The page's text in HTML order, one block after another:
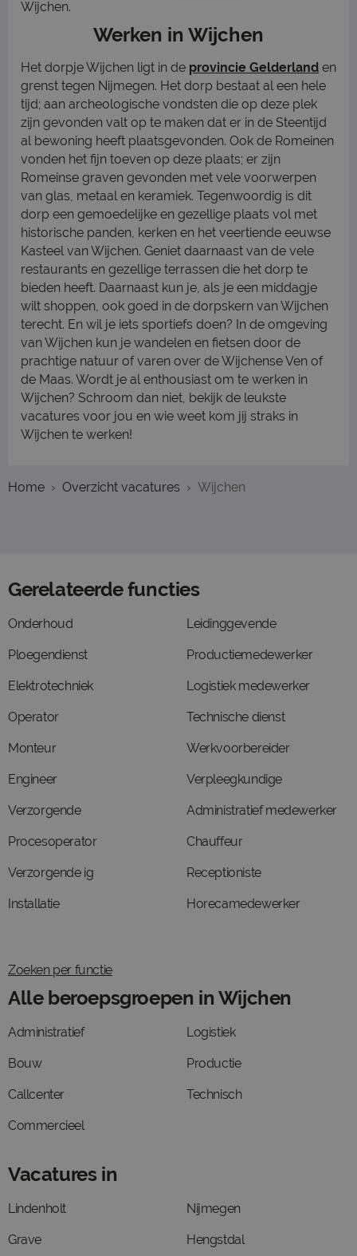
Wijchen.
Werken in Wijchen
Het dorpje Wijchen ligt in de provincie Gelderland en
grenst tegen Nijmegen. Het dorp bestaat al een hele
tijd; aan archeologische vondsten die op deze plek
zijn gevonden valt op te maken dat er in de Steentijd
al bewoning heeft plaatsgevonden. Ook de Romeinen
vonden het fijn toeven op deze plaats; er zijn
Romeinse graven gevonden met vele voorwerpen
van glas, metaal en keramiek. Tegenwoordig is dit
dorp een gemoedelijke en gezellige plaats vol met
historische panden, kerken en het veertiende eeuwse
Kasteel van Wijchen. Geniet daarnaast van de vele
restaurants en gezellige terrassen die het dorp te
bieden heeft. Daarnaast kun je, als je een middagje
wilt shoppen, ook goed in de dorpskern van Wijchen
terecht. En wil je iets sportiefs doen? In de omgeving
van Wijchen kun je wandelen en fietsen door de
prachtige natuur of varen over de Wijchense Ven of
de Maas. Wordt je al enthousiast om te werken in
Wijchen? Schroom dan niet, bekijk de leukste
vacatures voor jou en wie weet kom jij straks in
Wijchen te werken!
Home Overzicht vacatures Wijchen
Gerelateerde functies
Onderhoud
Ploegendienst
Elektrotechniek
Operator
Monteur
Engineer
Verzorgende
Procesoperator
Verzorgende ig
Installatie
Leidinggevende
Productiemedewerker
Logistiek medewerker
Technische dienst
Werkvoorbereider
Verpleegkundige
Administratief medewerker
Chauffeur
Receptioniste
Horecamedewerker
Zoeken per functie
Alle beroepsgroepen in Wijchen
Administratief
Bouw
Callcenter
Commercieel
Logistiek
Productie
Technisch
Vacatures in
Lindenholt
Grave
Nijmegen
Hengstdal